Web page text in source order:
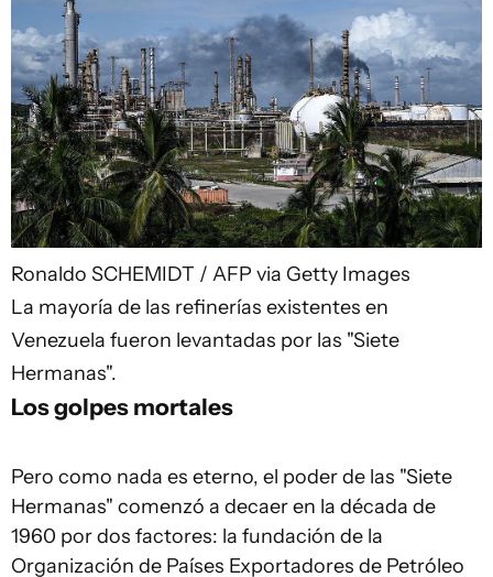
Ronaldo SCHEMIDT / AFP via Getty Images
La mayoría de las refinerías existentes en
Venezuela fueron levantadas por las "Siete
Hermanas".
Los golpes mortales
Pero como nada es eterno, el poder de las "Siete
Hermanas" comenzó a decaer en la década de
1960 por dos factores: la fundación de la
Organización de Países Exportadores de Petróleo